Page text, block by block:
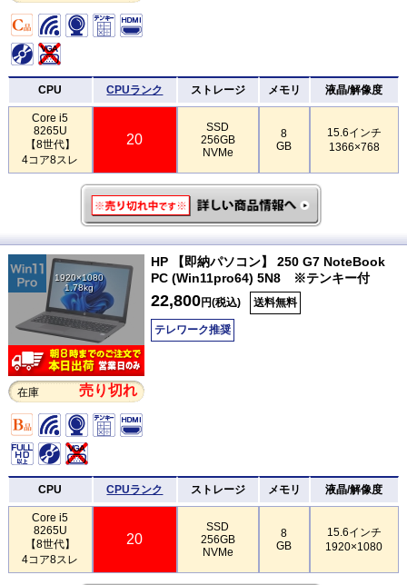
CPU CPUランク ストレージ メモリ 液晶/解像度
Core i5
8265U
【8世代】
4コア8スレ
20
SSD
256GB
NVMe
8
GB
15.6インチ
1366×768
1920×1080
1.78kg
在庫 売り切れ
HP 【即納パソコン】 250 G7 NoteBook
PC (Win11pro64) 5N8 ※テンキー付
22,800円(税込) 送料無料
テレワーク推奨
CPU CPUランク ストレージ メモリ 液晶/解像度
Core i5
8265U
【8世代】
4コア8スレ
20
SSD
256GB
NVMe
8
GB
15.6インチ
1920×1080